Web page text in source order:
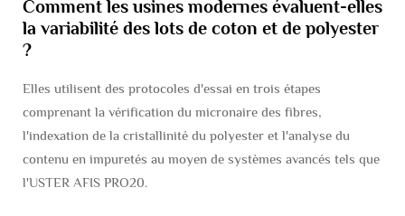
Comment les usines modernes évaluent-elles
la variabilité des lots de coton et de polyester
?
Elles utilisent des protocoles d'essai en trois étapes
comprenant la vérification du micronaire des fibres,
l'indexation de la cristallinité du polyester et l'analyse du
contenu en impuretés au moyen de systèmes avancés tels que
l'USTER AFIS PRO20.